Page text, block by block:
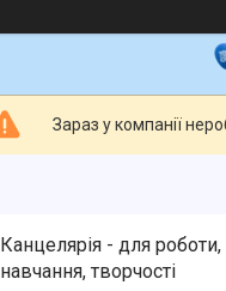
Зараз у компанії
Канцелярія - для роботи,
навчання, творчості